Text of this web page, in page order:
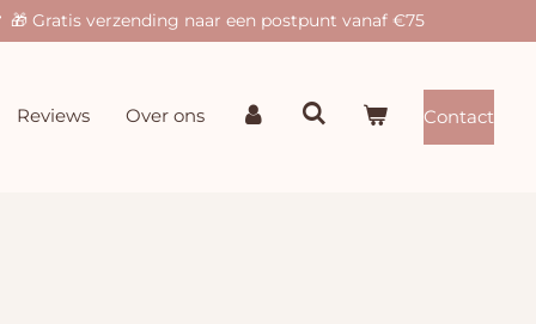
🎁 Gratis verzending naar een postpunt vanaf €75
Reviews Over ons Contact